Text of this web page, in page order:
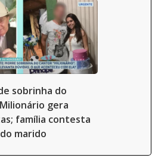
sobrinha do
gera
família contesta
marido